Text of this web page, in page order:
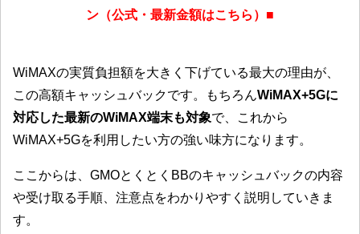
ン（公式・最新金額はこちら）■
WiMAXの実質負担額を大きく下げている最大の理由が、
この高額キャッシュバックです。もちろんWiMAX+5Gに
対応した最新のWiMAX端末も対象で、これから
WiMAX+5Gを利用したい方の強い味方になります。
ここからは、GMOとくとくBBのキャッシュバックの内容
や受け取る手順、注意点をわかりやすく説明していきま
す。